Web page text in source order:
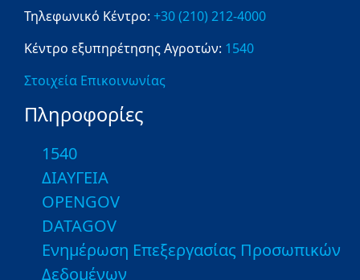
Τηλεφωνικό Κέντρο: +30 (210) 212-4000
Κέντρο εξυπηρέτησης Αγροτών: 1540
Στοιχεία Επικοινωνίας
Πληροφορίες
1540
ΔΙΑΥΓΕΙΑ
OPENGOV
DATAGOV
Ενημέρωση Επεξεργασίας Προσωπικών
Δεδομένων